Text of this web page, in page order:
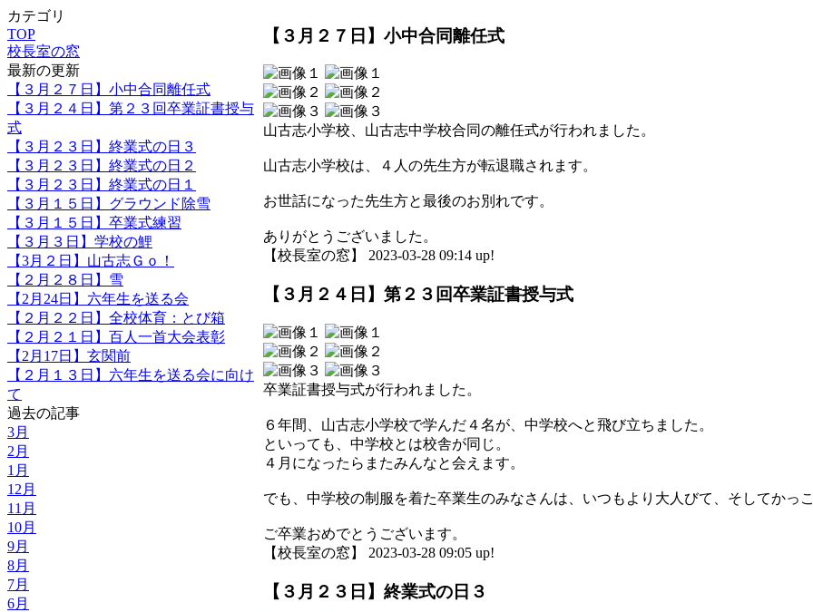
カテゴリ
TOP
校長室の窓
最新の更新
【３月２７日】小中合同離任式
【３月２４日】第２３回卒業証書授与
式
【３月２３日】終業式の日３
【３月２３日】終業式の日２
【３月２３日】終業式の日１
【３月１５日】グラウンド除雪
【３月１５日】卒業式練習
【３月３日】学校の鯉
【3月２日】山古志Ｇｏ！
【２月２８日】雪
【2月24日】六年生を送る会
【２月２２日】全校体育：とび箱
【２月２１日】百人一首大会表彰
【2月17日】玄関前
【２月１３日】六年生を送る会に向け
て
過去の記事
3月
2月
1月
12月
11月
10月
9月
8月
7月
6月
【３月２７日】小中合同離任式
山古志小学校、山古志中学校合同の離任式が行われました。
山古志小学校は、４人の先生方が転退職されます。
お世話になった先生方と最後のお別れです。
ありがとうございました。
【校長室の窓】 2023-03-28 09:14 up!
【３月２４日】第２３回卒業証書授与式
卒業証書授与式が行われました。
６年間、山古志小学校で学んだ４名が、中学校へと飛び立ちました。
といっても、中学校とは校舎が同じ。
４月になったらまたみんなと会えます。
でも、中学校の制服を着た卒業生のみなさんは、いつもより大人びて、そしてかっ
ご卒業おめでとうございます。
【校長室の窓】 2023-03-28 09:05 up!
【３月２３日】終業式の日３